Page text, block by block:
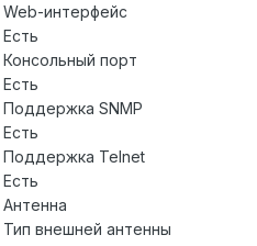
Web-интерфейс
Есть
Консольный порт
Есть
Поддержка SNMP
Есть
Поддержка Telnet
Есть
Антенна
Тип внешней антенны